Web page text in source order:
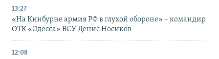
13:27
«На Кинбурне армия РФ в глухой обороне» – командир
ОТК «Одесса» ВСУ Денис Носиков
12:08